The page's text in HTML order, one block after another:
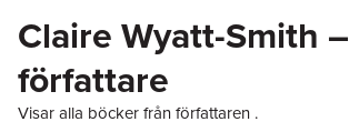
Claire Wyatt-Smith –
författare
Visar alla böcker från författaren .